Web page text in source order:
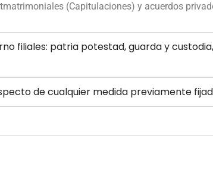
(Capitulaciones) y acuerdos
filiales: patria potestad, guarda y
de cualquier medida previamente